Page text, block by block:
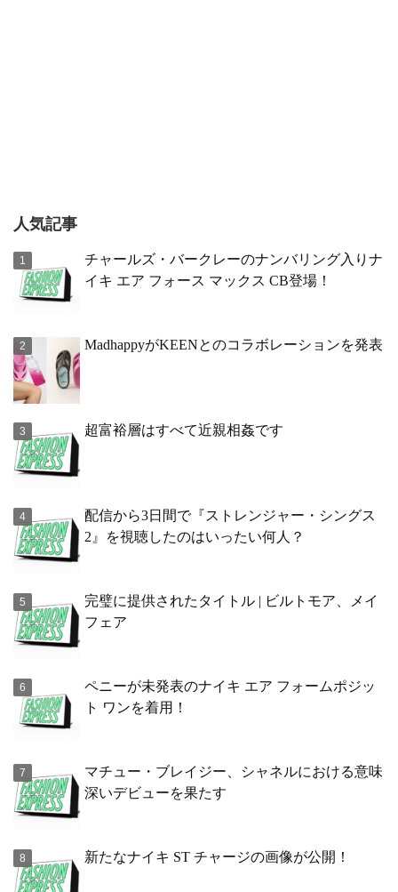
人気記事
チャールズ・バークレーのナンバリング入りナ
イキ エア フォース マックス CB登場！
MadhappyがKEENとのコラボレーションを発表
超富裕層はすべて近親相姦です
配信から3日間で『ストレンジャー・シングス
2』を視聴したのはいったい何人？
完璧に提供されたタイトル | ビルトモア、メイ
フェア
ペニーが未発表のナイキ エア フォームポジッ
ト ワンを着用！
マチュー・ブレイジー、シャネルにおける意味
深いデビューを果たす
新たなナイキ ST チャージの画像が公開！